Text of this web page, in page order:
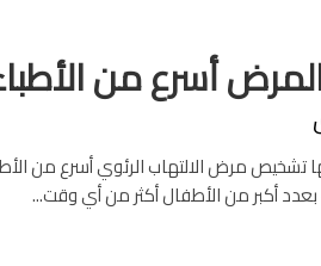
أسرع من
مرض الالتهاب الرئوي أسرع من
أكبر من الأطفال أكثر من أي وقت...